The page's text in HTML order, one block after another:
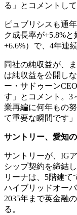
る」とコメントして
ピュブリシスも通
ク成長率が+5.8%
+6.6%）で、4年連
同社の純収益が、
は純収益を公開し
ー・サドゥーン
す」とコメント。3
業再編に何年もの
て重要な瞬間です」
サントリー、愛知
サントリーが、IG
シップ契約を締結
リーナは、5階建て
ハイブリッドオー
2035年まで英金融
る。